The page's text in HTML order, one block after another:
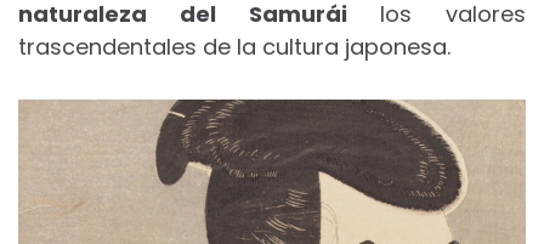
naturaleza del Samuráilos valores
trascendentales de la cultura japonesa.